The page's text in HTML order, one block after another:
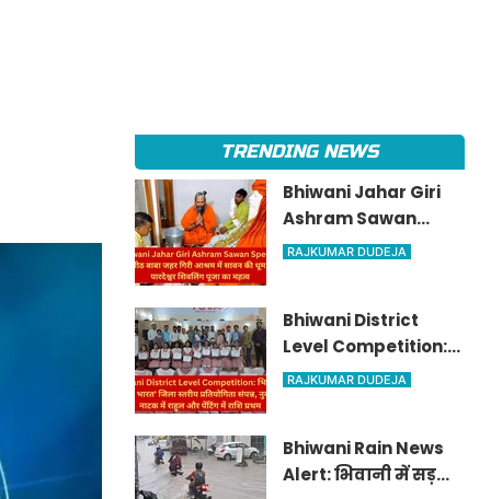
TRENDING NEWS
Bhiwani Jahar Giri
Ashram Sawan
Special: सिद्धपीठ बाबा
पारदेश्वर शिवलिंग पूजा
का महत्व
RAJKUMAR DUDEJA
Bhiwani District
Level Competition:
भिवानी में 'माय भारत'
राहुल और पेंटिंग में राशि
प्रथम
RAJKUMAR DUDEJA
Bhiwani Rain News
Alert: भिवानी में सड़कों